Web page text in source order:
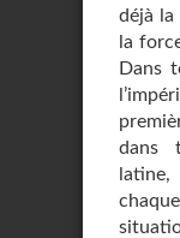
déjà
la
Dans
dans